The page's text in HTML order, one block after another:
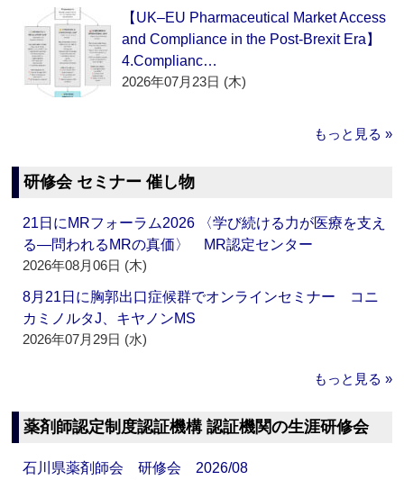
【UK–EU Pharmaceutical Market Access
and Compliance in the Post-Brexit Era】
4.Complianc…
2026年07月23日 (木)
もっと見る »
研修会 セミナー 催し物
21日にMRフォーラム2026 〈学び続ける力が医療を支え
る―問われるMRの真価〉 MR認定センター
2026年08月06日 (木)
8月21日に胸郭出口症候群でオンラインセミナー コニ
カミノルタJ、キヤノンMS
2026年07月29日 (水)
もっと見る »
薬剤師認定制度認証機構 認証機関の生涯研修会
石川県薬剤師会 研修会 2026/08